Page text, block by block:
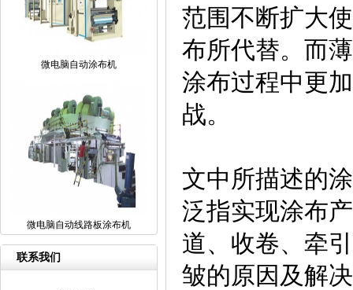
微电脑自动涂布机
微电脑自动线路板涂布机
联系我们
范围不断扩大
布所代替。而
涂布过程中更
战。
文中所描述的
泛指实现涂布
道、收卷、牵
皱的原因及解